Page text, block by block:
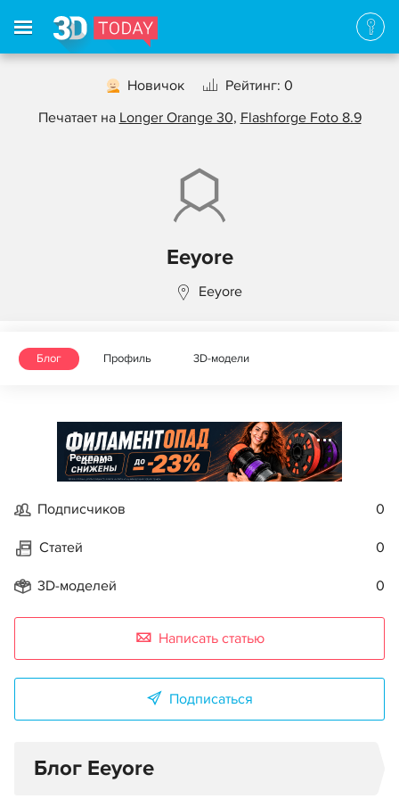
Новичок
Рейтинг: 0
Печатает на Longer Orange 30, Flashforge Foto 8.9
Eeyore
Eeyore
Блог Профиль 3D-модели
Реклама
Подписчиков 0
Статей 0
3D-моделей 0
Написать статью
Подписаться
Блог Eeyore